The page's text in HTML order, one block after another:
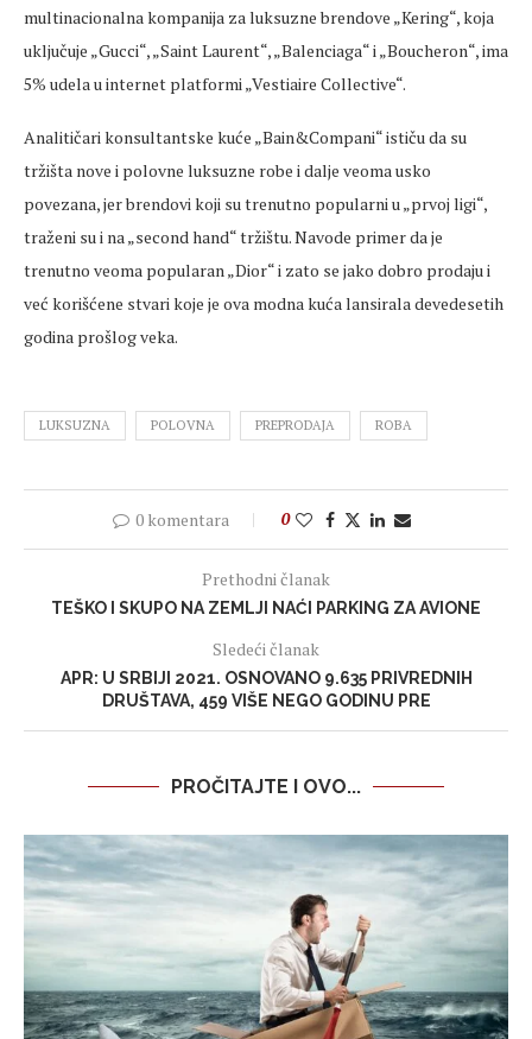
multinacionalna kompanija za luksuzne brendove „Kering“, koja
uključuje „Gucci“, „Saint Laurent“, „Balenciaga“ i „Boucheron“, ima
5% udela u internet platformi „Vestiaire Collective“.
Analitičari konsultantske kuće „Bain&Compani“ ističu da su
tržišta nove i polovne luksuzne robe i dalje veoma usko
povezana, jer brendovi koji su trenutno popularni u „prvoj ligi“,
traženi su i na „second hand“ tržištu. Navode primer da je
trenutno veoma popularan „Dior“ i zato se jako dobro prodaju i
već korišćene stvari koje je ova modna kuća lansirala devedesetih
godina prošlog veka.
LUKSUZNA POLOVNA PREPRODAJA ROBA
0 komentara 0
Prethodni članak
TEŠKO I SKUPO NA ZEMLJI NAĆI PARKING ZA AVIONE
Sledeći članak
APR: U SRBIJI 2021. OSNOVANO 9.635 PRIVREDNIH
DRUŠTAVA, 459 VIŠE NEGO GODINU PRE
PROČITAJTE I OVO...